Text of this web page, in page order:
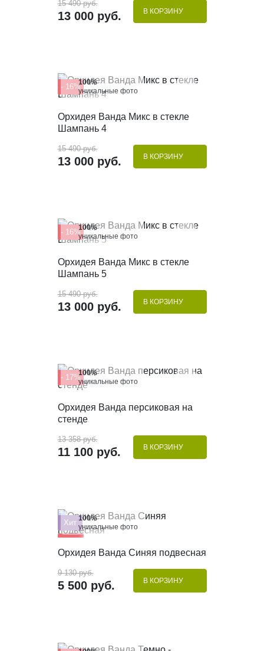
15 490 руб.
13 000 руб. В КОРЗИНУ
- 16%100%
уникальные фото
КУПИТЬ В 1 КЛИК
Орхидея Ванда Микс в стекле
Шампань 4
15 490 руб.
13 000 руб. В КОРЗИНУ
- 16%100%
уникальные фото
КУПИТЬ В 1 КЛИК
Орхидея Ванда Микс в стекле
Шампань 5
15 490 руб.
13 000 руб. В КОРЗИНУ
- 17%100%
уникальные фото
КУПИТЬ В 1 КЛИК
Орхидея Ванда персиковая на
стенде
13 358 руб.
11 100 руб. В КОРЗИНУ
Хит 100%
уникальные фото
КУПИТЬ В 1 КЛИК
Орхидея Ванда Синяя подвесная
9 130 руб.
5 500 руб. В КОРЗИНУ